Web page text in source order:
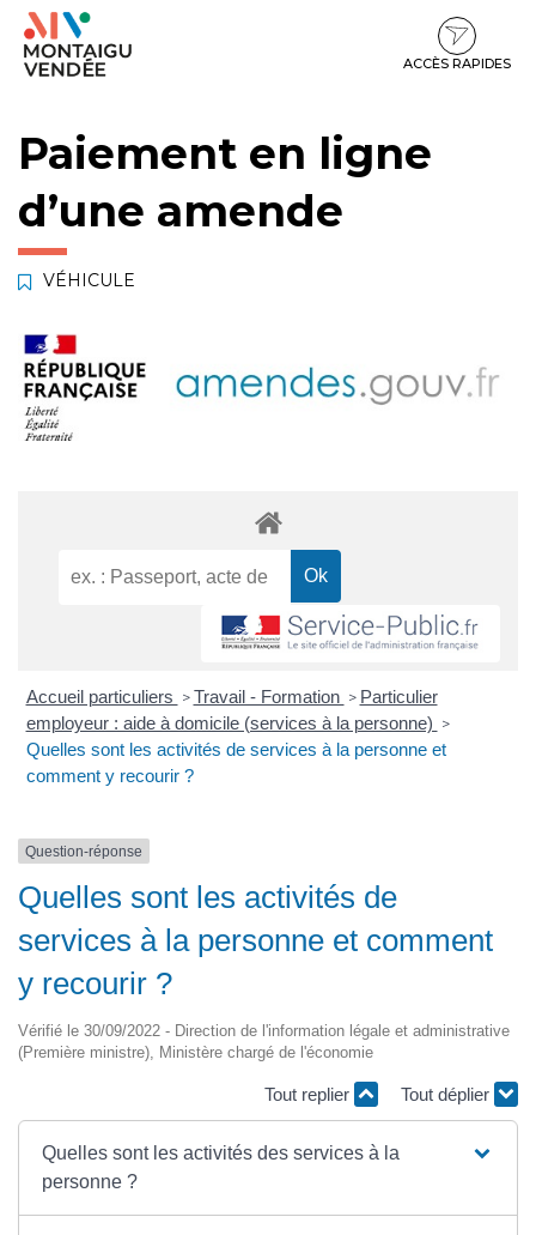
Gestion des traceurs
Aller
Aller
contenu
Aller
pied
ACCÈS RAPIDES
Paiement en ligne
d’une amende
VÉHICULE
Accueil particuliers > Travail - Formation > Particulier
employeur : aide à domicile (services à la personne) >
Quelles sont les activités de services à la personne et
comment y recourir ?
Question-réponse
Quelles sont les activités de
services à la personne et comment
y recourir ?
Vérifié le 30/09/2022 - Direction de l'information légale et administrative
(Première ministre), Ministère chargé de l'économie
Tout replier Tout déplier
Quelles sont les activités des services à la
personne ?